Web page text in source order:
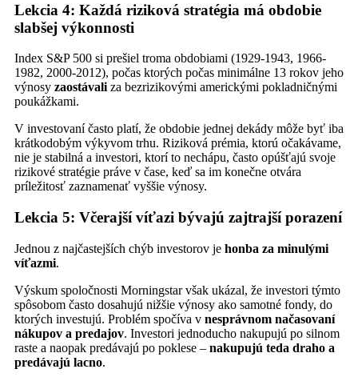
Lekcia 4: Každá riziková stratégia má obdobie
slabšej výkonnosti
Index S&P 500 si prešiel troma obdobiami (1929-1943, 1966-
1982, 2000-2012), počas ktorých počas minimálne 13 rokov jeho
výnosy zaostávali za bezrizikovými americkými pokladničnými
poukážkami.
V investovaní často platí, že obdobie jednej dekády môže byť iba
krátkodobým výkyvom trhu. Riziková prémia, ktorú očakávame,
nie je stabilná a investori, ktorí to nechápu, často opúšťajú svoje
rizikové stratégie práve v čase, keď sa im konečne otvára
príležitosť zaznamenať vyššie výnosy.
Lekcia 5: Včerajší víťazi bývajú zajtrajší porazení
Jednou z najčastejších chýb investorov je honba za minulými
víťazmi.
Výskum spoločnosti Morningstar však ukázal, že investori týmto
spôsobom často dosahujú nižšie výnosy ako samotné fondy, do
ktorých investujú. Problém spočíva v nesprávnom načasovaní
nákupov a predajov. Investori jednoducho nakupujú po silnom
raste a naopak predávajú po poklese – nakupujú teda draho a
predávajú lacno.